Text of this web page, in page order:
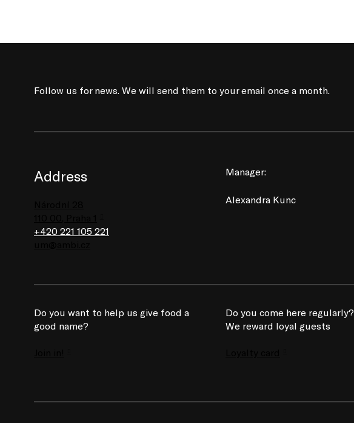
Follow us for news. We will send them to your email once a month.
Address
+420 221 105 221
Manager:
Alexandra Kunc
Do you want to help us give food a
good name?
Do you come here regularly?
We reward loyal guests